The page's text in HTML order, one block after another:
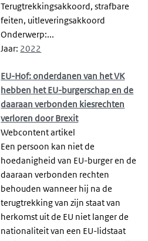
Terugtrekkingsakkoord, strafbare
feiten, uitleveringsakkoord
Onderwerp:...
Jaar: 2022
EU-Hof: onderdanen van het VK
hebben het EU-burgerschap en de
daaraan verbonden kiesrechten
verloren door Brexit
Webcontent artikel
Een persoon kan niet de
hoedanigheid van EU-burger en de
daaraan verbonden rechten
behouden wanneer hij na de
terugtrekking van zijn staat van
herkomst uit de EU niet langer de
nationaliteit van een EU-lidstaat